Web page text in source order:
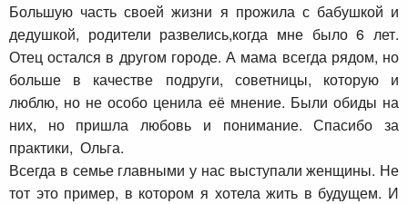
Большую часть своей жизни я прожила с бабушкой и
дедушкой, родители развелись,когда мне было 6 лет.
Отец остался в другом городе. А мама всегда рядом, но
больше в качестве подруги, советницы, которую и
люблю, но не особо ценила её мнение. Были обиды на
них, но пришла любовь и понимание. Спасибо за
практики, Ольга.
Всегда в семье главными у нас выступали женщины. Не
тот это пример, в котором я хотела жить в будущем. И